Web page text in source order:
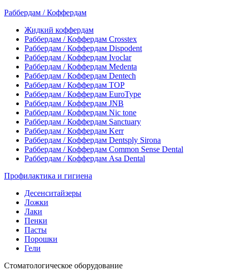
Раббердам / Коффердам
Жидкий коффердам
Раббердам / Коффердам Crosstex
Раббердам / Коффердам Dispodent
Раббердам / Коффердам Ivoclar
Раббердам / Коффердам Medenta
Раббердам / Коффердам Dentech
Раббердам / Коффердам ТОР
Раббердам / Коффердам EuroType
Раббердам / Коффердам JNB
Раббердам / Коффердам Nic tone
Раббердам / Коффердам Sanctuary
Раббердам / Коффердам Kerr
Раббердам / Коффердам Dentsply Sirona
Раббердам / Коффердам Common Sense Dental
Раббердам / Коффердам Asa Dental
Профилактика и гигиена
Десенситайзеры
Ложки
Лаки
Пенки
Пасты
Порошки
Гели
Стоматологическое оборудование